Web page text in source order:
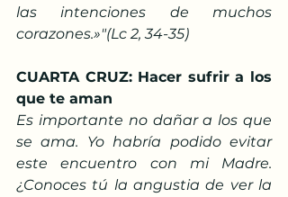
las intenciones de muchos
corazones.»"(Lc 2, 34-35)
CUARTA CRUZ: Hacer sufrir a los
que te aman
Es importante no dañar a los que
se ama. Yo habría podido evitar
este encuentro con mi Madre.
¿Conoces tú la angustia de ver la